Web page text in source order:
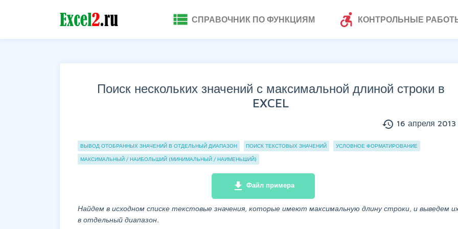
view_list СПРАВОЧНИК ПО ФУНКЦИЯМ accessible_forward КОНТРОЛЬНЫЕ
Поиск нескольких значений с максимальной длиной строки в
EXCEL
history 16 апреля 2013
Группы статей
ВЫВОД ОТОБРАННЫХ ЗНАЧЕНИЙ В ОТДЕЛЬНЫЙ ДИАПАЗОН ПОИСК ТЕКСТОВЫХ ЗНАЧЕНИЙ УСЛОВНОЕ ФОРМАТИРОВАНИЕ
МАКСИМАЛЬНЫЙ / НАИБОЛЬШИЙ (МИНИМАЛЬНЫЙ / НАИМЕНЬШИЙ)
file_download Файл примера
Найдем в исходном списке текстовые значения, которые имеют максимальную длину строки, и выведем
в отдельный диапазон.